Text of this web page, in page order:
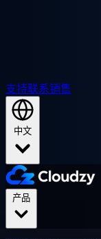
支持联系销售
中文